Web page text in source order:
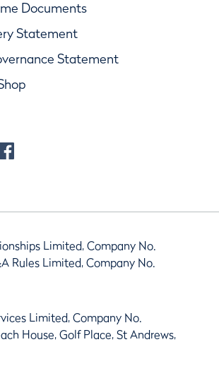
Documents
Statement
Statement
Limited, Company No.
Rules Limited, Company No.
Limited, Company No.
House, Golf Place, St Andrews,